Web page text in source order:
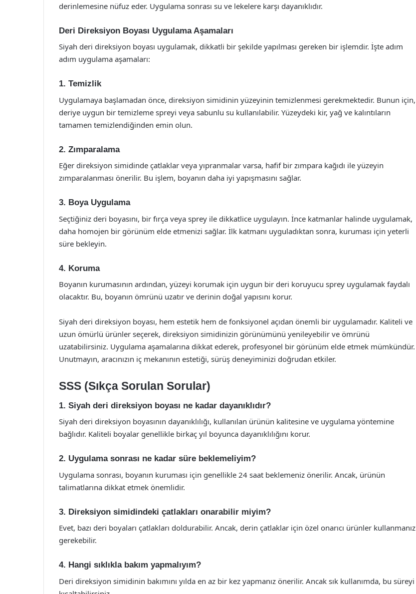
derinlemesine nüfuz eder. Uygulama sonrası su ve lekelere karşı dayanıklıdır.
Deri Direksiyon Boyası Uygulama Aşamaları
Siyah deri direksiyon boyası uygulamak, dikkatli bir şekilde yapılması gereken bir işlemdir. İşte adım
adım uygulama aşamaları:
1. Temizlik
Uygulamaya başlamadan önce, direksiyon simidinin yüzeyinin temizlenmesi gerekmektedir. Bunun için,
deriye uygun bir temizleme spreyi veya sabunlu su kullanılabilir. Yüzeydeki kir, yağ ve kalıntıların
tamamen temizlendiğinden emin olun.
2. Zımparalama
Eğer direksiyon simidinde çatlaklar veya yıpranmalar varsa, hafif bir zımpara kağıdı ile yüzeyin
zımparalanması önerilir. Bu işlem, boyanın daha iyi yapışmasını sağlar.
3. Boya Uygulama
Seçtiğiniz deri boyasını, bir fırça veya sprey ile dikkatlice uygulayın. İnce katmanlar halinde uygulamak,
daha homojen bir görünüm elde etmenizi sağlar. İlk katmanı uyguladıktan sonra, kuruması için yeterli
süre bekleyin.
4. Koruma
Boyanın kurumasının ardından, yüzeyi korumak için uygun bir deri koruyucu sprey uygulamak faydalı
olacaktır. Bu, boyanın ömrünü uzatır ve derinin doğal yapısını korur.
Siyah deri direksiyon boyası, hem estetik hem de fonksiyonel açıdan önemli bir uygulamadır. Kaliteli ve
uzun ömürlü ürünler seçerek, direksiyon simidinizin görünümünü yenileyebilir ve ömrünü
uzatabilirsiniz. Uygulama aşamalarına dikkat ederek, profesyonel bir görünüm elde etmek mümkündür.
Unutmayın, aracınızın iç mekanının estetiği, sürüş deneyiminizi doğrudan etkiler.
SSS (Sıkça Sorulan Sorular)
1. Siyah deri direksiyon boyası ne kadar dayanıklıdır?
Siyah deri direksiyon boyasının dayanıklılığı, kullanılan ürünün kalitesine ve uygulama yöntemine
bağlıdır. Kaliteli boyalar genellikle birkaç yıl boyunca dayanıklılığını korur.
2. Uygulama sonrası ne kadar süre beklemeliyim?
Uygulama sonrası, boyanın kuruması için genellikle 24 saat beklemeniz önerilir. Ancak, ürünün
talimatlarına dikkat etmek önemlidir.
3. Direksiyon simidindeki çatlakları onarabilir miyim?
Evet, bazı deri boyaları çatlakları doldurabilir. Ancak, derin çatlaklar için özel onarıcı ürünler kullanmanız
gerekebilir.
4. Hangi sıklıkla bakım yapmalıyım?
Deri direksiyon simidinin bakımını yılda en az bir kez yapmanız önerilir. Ancak sık kullanımda, bu süreyi